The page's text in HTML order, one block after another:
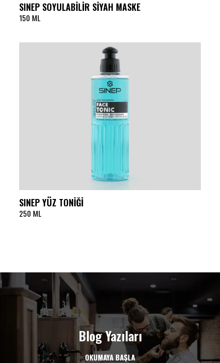
SINEP SOYULABİLİR SİYAH MASKE
150 ML
SINEP YÜZ TONİĞİ
250 ML
Blog Yazıları
OKUMAYA BAŞLA